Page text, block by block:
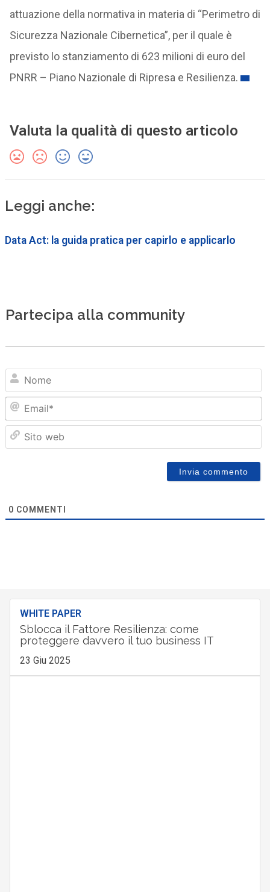
attuazione della normativa in materia di “Perimetro di
Sicurezza Nazionale Cibernetica”, per il quale è
previsto lo stanziamento di 623 milioni di euro del
PNRR – Piano Nazionale di Ripresa e Resilienza.
Valuta la qualità di questo articolo
Leggi anche:
Data Act: la guida pratica per capirlo e applicarlo
Partecipa alla community
0 COMMENTI
WHITE PAPER
Sblocca il Fattore Resilienza: come
proteggere davvero il tuo business IT
23 Giu 2025